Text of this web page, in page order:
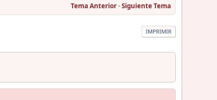
Tema Anterior-Siguiente Tema
IMPRIMIR